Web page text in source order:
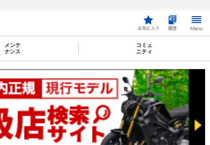
メンテ
ナンス
コミュ
ニティ